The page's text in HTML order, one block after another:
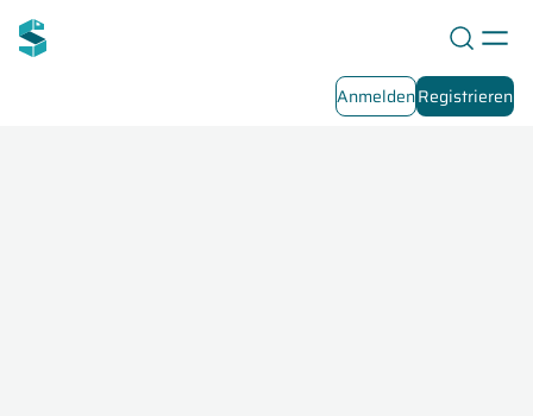
AnmeldenRegistrieren